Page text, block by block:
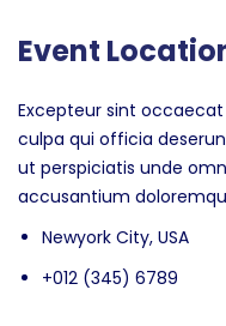
Event
Excepteur sint
culpa qui officia
ut perspiciatis unde
accusantium
Newyork City, USA
+012 (345) 6789